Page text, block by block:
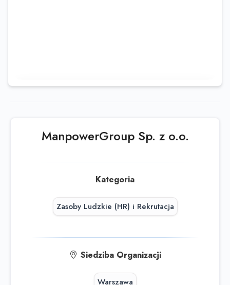
ManpowerGroup Sp. z o.o.
Kategoria
Zasoby Ludzkie (HR) i Rekrutacja
Siedziba Organizacji
Warszawa